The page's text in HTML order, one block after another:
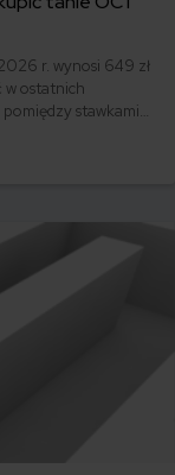
r. wynosi 649 zł
w ostatnich
stawkami
OC w Polsce